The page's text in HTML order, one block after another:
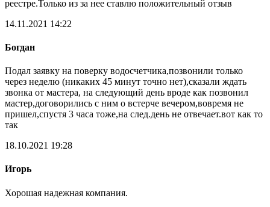
реестре.Только из за нее ставлю положительный отзыв
14.11.2021 14:22
Богдан
Подал заявку на поверку водосчетчика,позвонили только
через неделю (никаких 45 минут точно нет),сказали ждать
звонка от мастера, на следующий день вроде как позвонил
мастер,договорились с ним о встерче вечером,вовремя не
пришел,спустя 3 часа тоже,на след.день не отвечает.вот как то
так
18.10.2021 19:28
Игорь
Хорошая надежная компания.